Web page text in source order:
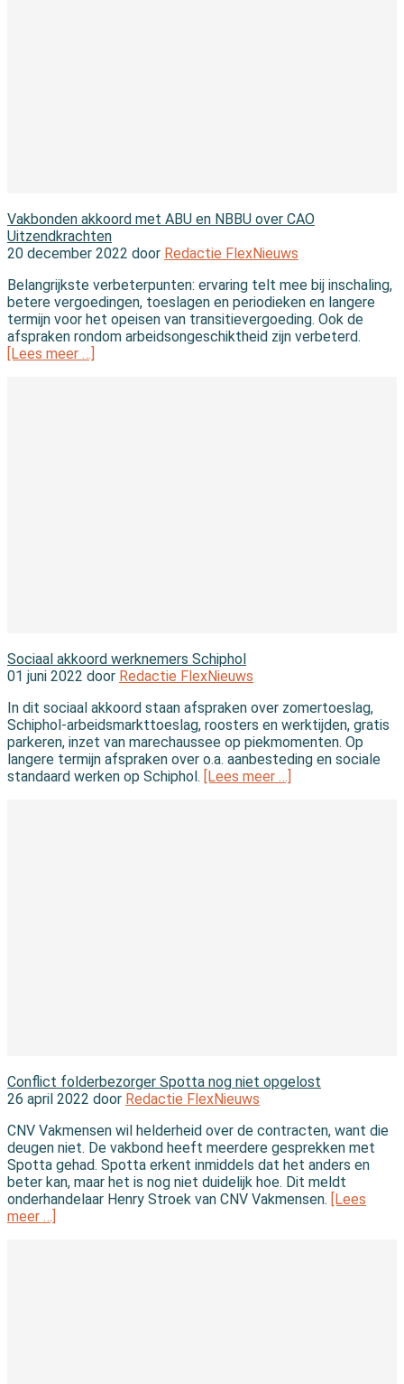
Vakbonden akkoord met ABU en NBBU over CAO
Uitzendkrachten
20 december 2022 door Redactie FlexNieuws
Belangrijkste verbeterpunten: ervaring telt mee bij inschaling,
betere vergoedingen, toeslagen en periodieken en langere
termijn voor het opeisen van transitievergoeding. Ook de
afspraken rondom arbeidsongeschiktheid zijn verbeterd.
[Lees meer …]
Sociaal akkoord werknemers Schiphol
01 juni 2022 door Redactie FlexNieuws
In dit sociaal akkoord staan afspraken over zomertoeslag,
Schiphol-arbeidsmarkttoeslag, roosters en werktijden, gratis
parkeren, inzet van marechaussee op piekmomenten. Op
langere termijn afspraken over o.a. aanbesteding en sociale
standaard werken op Schiphol. [Lees meer …]
Conflict folderbezorger Spotta nog niet opgelost
26 april 2022 door Redactie FlexNieuws
CNV Vakmensen wil helderheid over de contracten, want die
deugen niet. De vakbond heeft meerdere gesprekken met
Spotta gehad. Spotta erkent inmiddels dat het anders en
beter kan, maar het is nog niet duidelijk hoe. Dit meldt
onderhandelaar Henry Stroek van CNV Vakmensen. [Lees
meer …]